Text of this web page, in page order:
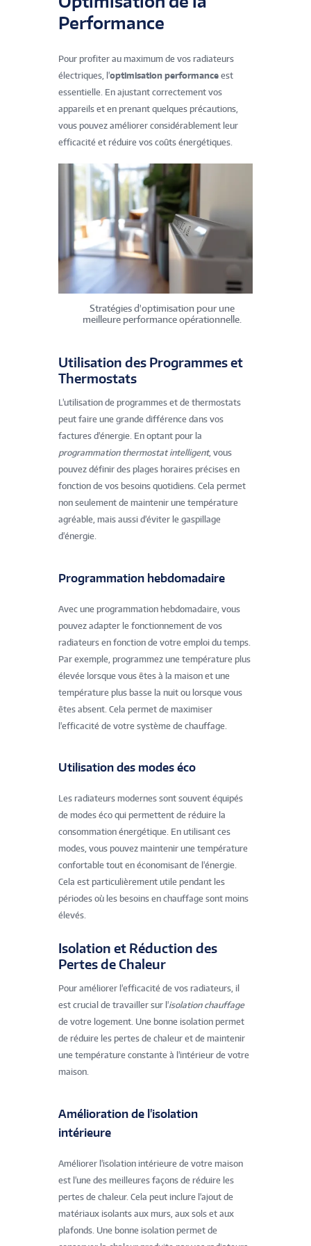
Performance
Pour profiter au maximum de vos radiateurs
électriques, l'optimisation performance est
essentielle. En ajustant correctement vos
appareils et en prenant quelques précautions,
vous pouvez améliorer considérablement leur
efficacité et réduire vos coûts énergétiques.
Stratégies d'optimisation pour une
meilleure performance opérationnelle.
Utilisation des Programmes et
Thermostats
L'utilisation de programmes et de thermostats
peut faire une grande différence dans vos
factures d'énergie. En optant pour la
programmation thermostat intelligent, vous
pouvez définir des plages horaires précises en
fonction de vos besoins quotidiens. Cela permet
non seulement de maintenir une température
agréable, mais aussi d'éviter le gaspillage
d'énergie.
Programmation hebdomadaire
Avec une programmation hebdomadaire, vous
pouvez adapter le fonctionnement de vos
radiateurs en fonction de votre emploi du temps.
Par exemple, programmez une température plus
élevée lorsque vous êtes à la maison et une
température plus basse la nuit ou lorsque vous
êtes absent. Cela permet de maximiser
l'efficacité de votre système de chauffage.
Utilisation des modes éco
Les radiateurs modernes sont souvent équipés
de modes éco qui permettent de réduire la
consommation énergétique. En utilisant ces
modes, vous pouvez maintenir une température
confortable tout en économisant de l'énergie.
Cela est particulièrement utile pendant les
périodes où les besoins en chauffage sont moins
élevés.
Isolation et Réduction des
Pertes de Chaleur
Pour améliorer l'efficacité de vos radiateurs, il
est crucial de travailler sur l'isolation chauffage
de votre logement. Une bonne isolation permet
de réduire les pertes de chaleur et de maintenir
une température constante à l'intérieur de votre
maison.
Amélioration de l'isolation
intérieure
Améliorer l'isolation intérieure de votre maison
est l'une des meilleures façons de réduire les
pertes de chaleur. Cela peut inclure l'ajout de
matériaux isolants aux murs, aux sols et aux
plafonds. Une bonne isolation permet de